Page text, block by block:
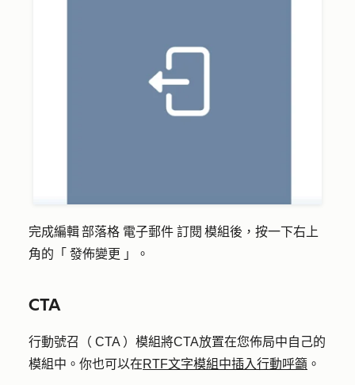
完成編輯 部落格 電子郵件 訂閱 模組後，按一下右上
角的「 發佈變更 」。
CTA
行動號召（ CTA ）模組將CTA放置在您佈局中自己的
模組中。你也可以在RTF文字模組中插入行動呼籲 。